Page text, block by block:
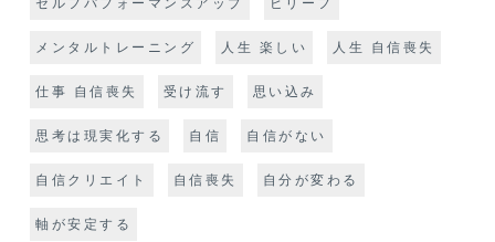
メンタルトレーニング 人生 楽しい 人生 自信喪失
仕事 自信喪失 受け流す 思い込み
思考は現実化する 自信 自信がない
自信クリエイト 自信喪失 自分が変わる
軸が安定する